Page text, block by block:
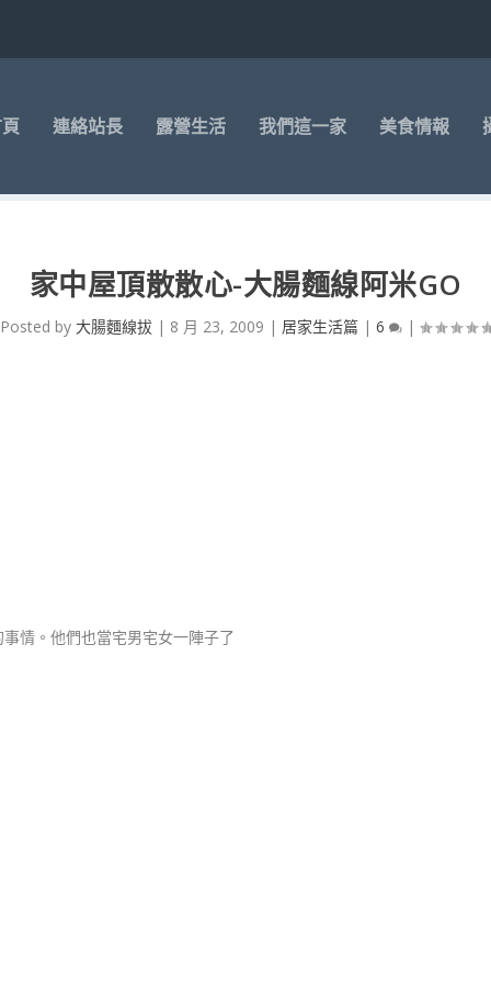
連絡站長 露營生活 我們這一家 美食情報
家中屋頂散散心-大腸麵線阿米GO
Posted by 大腸麵線拔| 8 月 23, 2009 | 居家生活篇| 6 |
情。他們也當宅男宅女一陣子了